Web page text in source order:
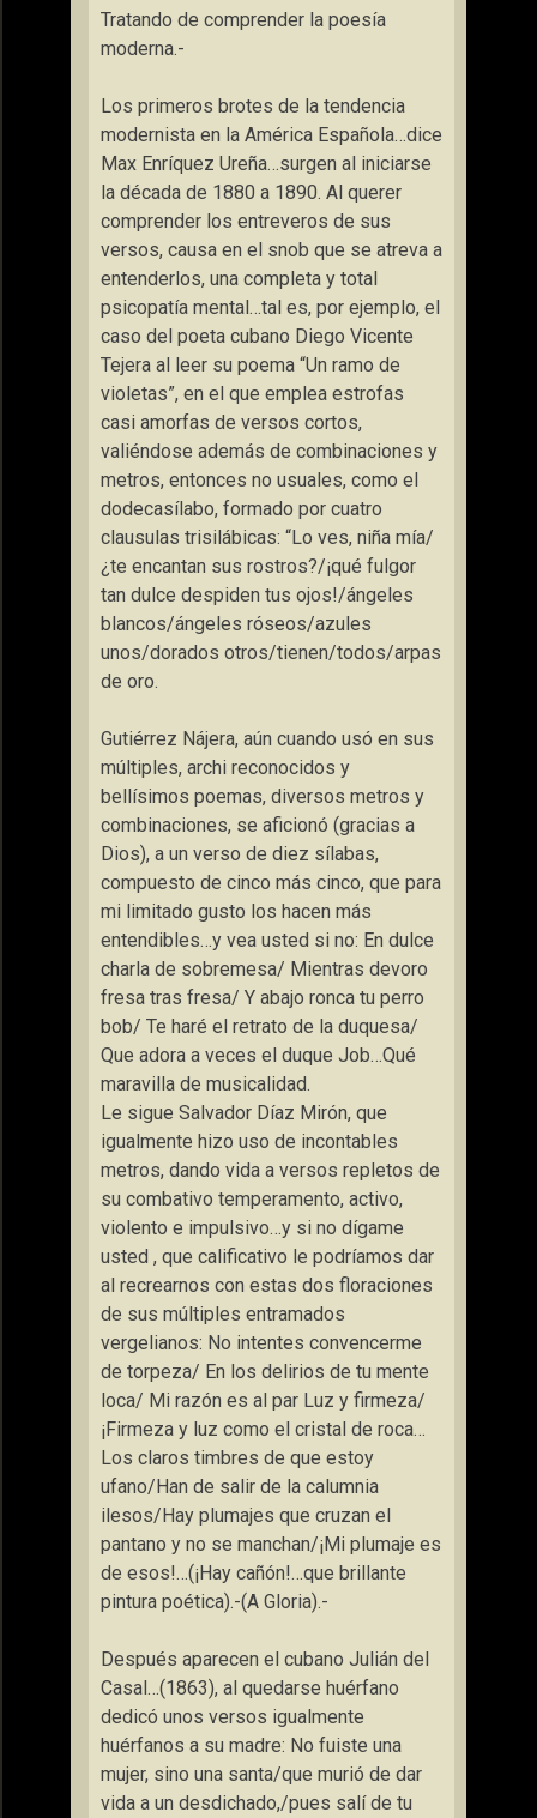
Tratando de comprender la poesía
moderna.-
Los primeros brotes de la tendencia
modernista en la América Española…dice
Max Enríquez Ureña…surgen al iniciarse
la década de 1880 a 1890. Al querer
comprender los entreveros de sus
versos, causa en el snob que se atreva a
entenderlos, una completa y total
psicopatía mental…tal es, por ejemplo, el
caso del poeta cubano Diego Vicente
Tejera al leer su poema “Un ramo de
violetas”, en el que emplea estrofas
casi amorfas de versos cortos,
valiéndose además de combinaciones y
metros, entonces no usuales, como el
dodecasílabo, formado por cuatro
clausulas trisilábicas: “Lo ves, niña mía/
¿te encantan sus rostros?/¡qué fulgor
tan dulce despiden tus ojos!/ángeles
blancos/ángeles róseos/azules
unos/dorados otros/tienen/todos/arpas
de oro.
Gutiérrez Nájera, aún cuando usó en sus
múltiples, archi reconocidos y
bellísimos poemas, diversos metros y
combinaciones, se aficionó (gracias a
Dios), a un verso de diez sílabas,
compuesto de cinco más cinco, que para
mi limitado gusto los hacen más
entendibles…y vea usted si no: En dulce
charla de sobremesa/ Mientras devoro
fresa tras fresa/ Y abajo ronca tu perro
bob/ Te haré el retrato de la duquesa/
Que adora a veces el duque Job…Qué
maravilla de musicalidad.
Le sigue Salvador Díaz Mirón, que
igualmente hizo uso de incontables
metros, dando vida a versos repletos de
su combativo temperamento, activo,
violento e impulsivo…y si no dígame
usted , que calificativo le podríamos dar
al recrearnos con estas dos floraciones
de sus múltiples entramados
vergelianos: No intentes convencerme
de torpeza/ En los delirios de tu mente
loca/ Mi razón es al par Luz y firmeza/
¡Firmeza y luz como el cristal de roca…
Los claros timbres de que estoy
ufano/Han de salir de la calumnia
ilesos/Hay plumajes que cruzan el
pantano y no se manchan/¡Mi plumaje es
de esos!…(¡Hay cañón!…que brillante
pintura poética).-(A Gloria).-
Después aparecen el cubano Julián del
Casal…(1863), al quedarse huérfano
dedicó unos versos igualmente
huérfanos a su madre: No fuiste una
mujer, sino una santa/que murió de dar
vida a un desdichado,/pues salí de tu